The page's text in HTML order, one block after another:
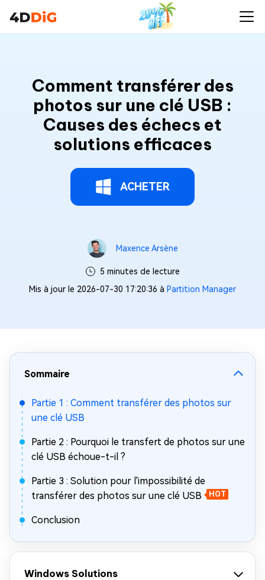
Comment transférer des
photos sur une clé USB :
Causes des échecs et
solutions efficaces
ACHETER
Maxence Arsène
5 minutes de lecture
Mis à jour le 2026-07-30 17:20:36 à Partition Manager
Sommaire
Partie 1 : Comment transférer des photos sur
une clé USB
Partie 2 : Pourquoi le transfert de photos sur une
clé USB échoue-t-il ?
Partie 3 : Solution pour l'impossibilité de
transférer des photos sur une clé USB
HOT
Conclusion
Windows Solutions